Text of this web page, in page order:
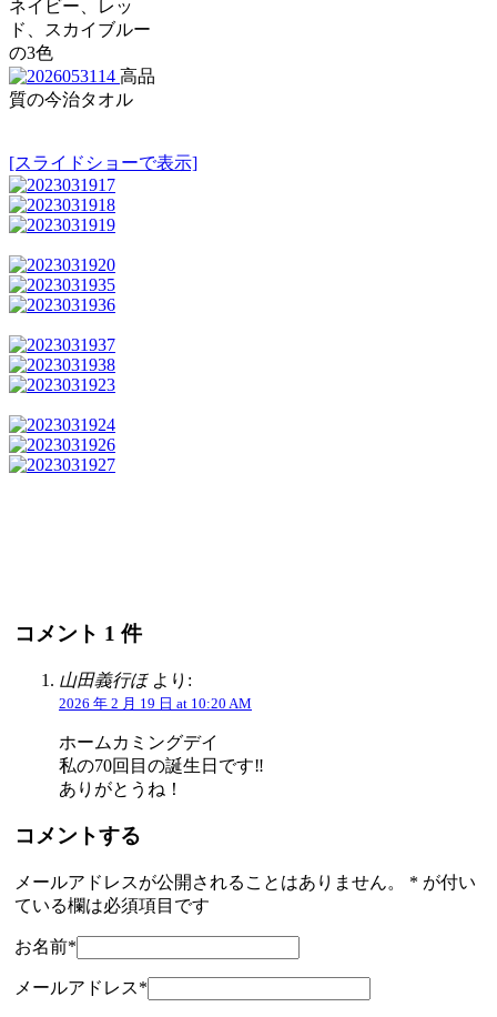
ネイビー、レッ
ド、スカイブルー
の3色
高品
質の今治タオル
[スライドショーで表示]
コメント 1 件
山田義行ほより:
2026 年 2 月 19 日 at 10:20 AM
ホームカミングデイ
私の70回目の誕生日です‼️
ありがとうね！
コメントする
メールアドレスが公開されることはありません。 * が付い
ている欄は必須項目です
お名前*
メールアドレス*